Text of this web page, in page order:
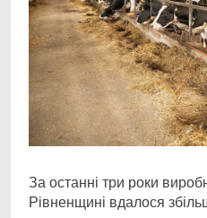
За останні три роки
Рівненщині вдалося